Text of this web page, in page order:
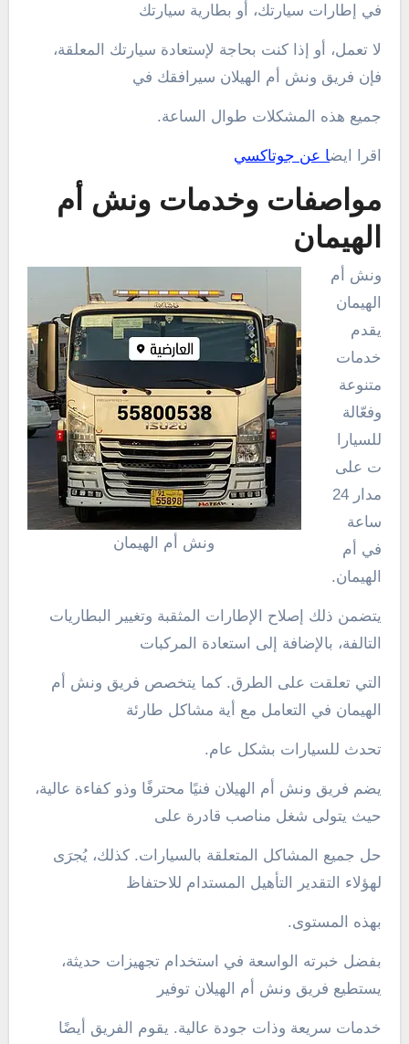
في إطارات سيارتك، أو بطارية سيارتك
لا تعمل، أو إذا كنت بحاجة لإستعادة سيارتك المعلقة،
فإن فريق ونش أم الهيلان سيرافقك في
جميع هذه المشكلات طوال الساعة.
اقرا ايضا عن جوتاكسي
مواصفات وخدمات ونش أم
الهيمان
ونش أم الهيمان
ونش أم
الهيمان
يقدم
خدمات
متنوعة
وفعّالة
للسيارا
ت على
مدار 24
ساعة
في أم
الهيمان.
يتضمن ذلك إصلاح الإطارات المثقبة وتغيير البطاريات
التالفة، بالإضافة إلى استعادة المركبات
التي تعلقت على الطرق. كما يتخصص فريق ونش أم
الهيمان في التعامل مع أية مشاكل طارئة
تحدث للسيارات بشكل عام.
يضم فريق ونش أم الهيلان فنيًا محترفًا وذو كفاءة عالية،
حيث يتولى شغل مناصب قادرة على
حل جميع المشاكل المتعلقة بالسيارات. كذلك، يُجرَى
لهؤلاء التقدير التأهيل المستدام للاحتفاظ
بهذه المستوى.
بفضل خبرته الواسعة في استخدام تجهيزات حديثة،
يستطيع فريق ونش أم الهيلان توفير
خدمات سريعة وذات جودة عالية. يقوم الفريق أيضًا